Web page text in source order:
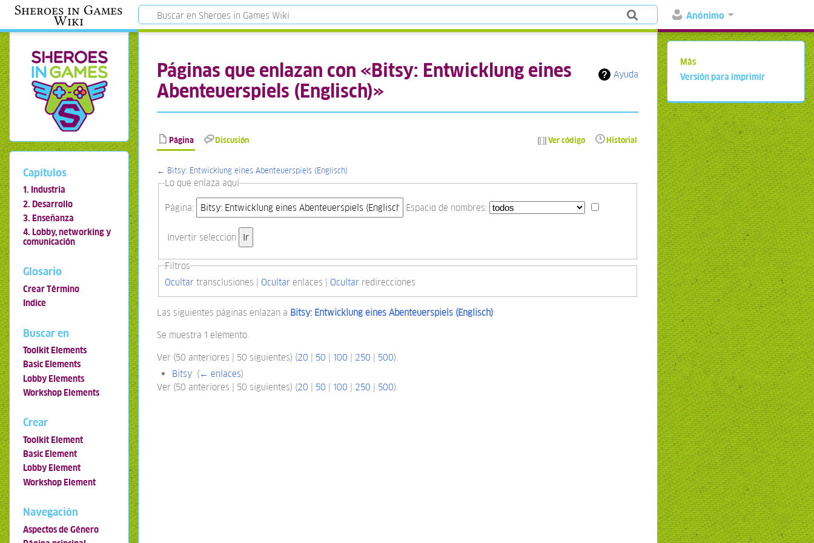
Anónimo
Sheroes in Games
Wiki
Ayuda
Páginas que enlazan con «Bitsy: Entwicklung eines
Abenteuerspiels (Englisch)»
Página Discusión Ver código Historial
← Bitsy: Entwicklung eines Abenteuerspiels (Englisch)
Lo que enlaza aquí
Página: Espacio de nombres:
Invertir selección
Filtros
Ocultartransclusiones | Ocultarenlaces | Ocultarredirecciones
Las siguientes páginas enlazan a Bitsy: Entwicklung eines Abenteuerspiels (Englisch):
Se muestra 1 elemento.
Ver (50 anteriores | 50 siguientes) (20 | 50 | 100 | 250 | 500).
Bitsy‎ (← enlaces)
Ver (50 anteriores | 50 siguientes) (20 | 50 | 100 | 250 | 500).
Capítulos
1. Industria
2. Desarrollo
3. Enseñanza
4. Lobby, networking y
comunicación
Glosario
Crear Término
Indice
Buscar en
Toolkit Elements
Basic Elements
Lobby Elements
Workshop Elements
Crear
Toolkit Element
Basic Element
Lobby Element
Workshop Element
Navegación
Aspectos de Género
Más
Versión para imprimir